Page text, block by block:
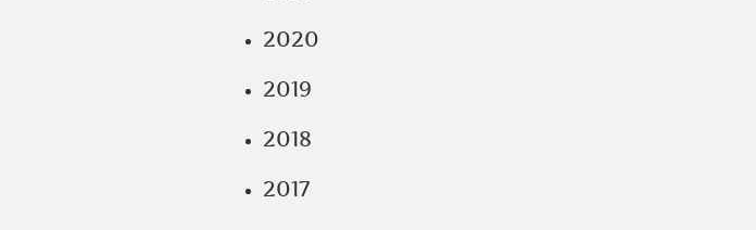
2020
2019
2018
2017